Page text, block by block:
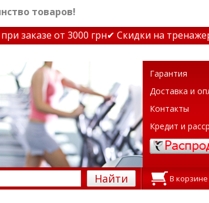
товаров!
от 3000 грн✔ Скидки на тренажеры до
Гарантия
Доставка и
Контакты
Кредит и
Найти В корзине